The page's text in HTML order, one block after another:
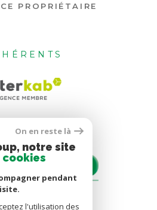
PROPRIÉTAIRE
On en reste là
notre site
pendant
l'utilisation des